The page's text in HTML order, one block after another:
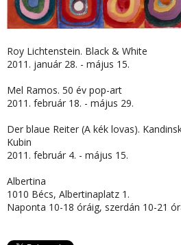
Roy Lichtenstein. Black & White
2011. január 28. - május 15.
Mel Ramos. 50 év pop-art
2011. február 18. - május 29.
Der blaue Reiter (A kék lovas).
Kubin
2011. február 4. - május 15.
Albertina
1010 Bécs, Albertinaplatz 1.
Naponta 10-18 óráig, szerdán 10-21